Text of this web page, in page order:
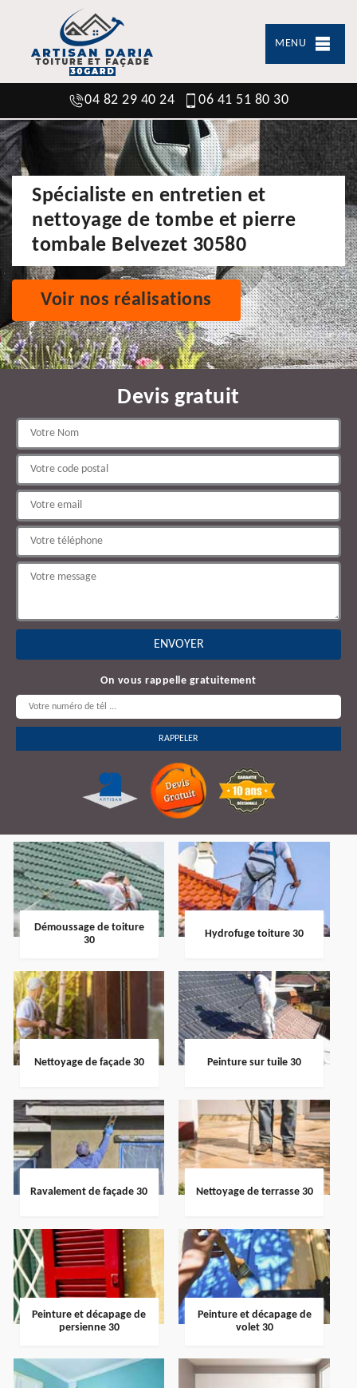
MENU
04 82 29 40 24 06 41 51 80 30
Spécialiste en entretien et
nettoyage de tombe et pierre
tombale Belvezet 30580
Voir nos réalisations
Devis gratuit
On vous rappelle gratuitement
Démoussage de toiture
30
Hydrofuge toiture 30
Nettoyage de façade 30 Peinture sur tuile 30
Ravalement de façade 30 Nettoyage de terrasse 30
Peinture et décapage de
persienne 30
Peinture et décapage de
volet 30